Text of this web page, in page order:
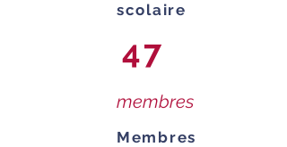
scolaire
47
membres
Membres